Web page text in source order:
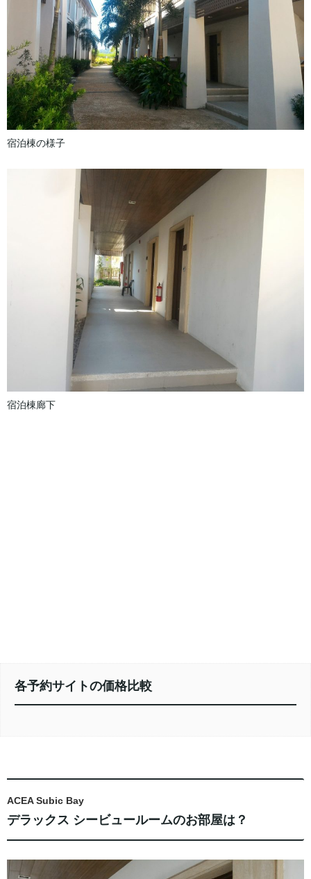
宿泊棟の様子
宿泊棟廊下
各予約サイトの価格比較
ACEA Subic Bay
デラックス シービュールームのお部屋は？